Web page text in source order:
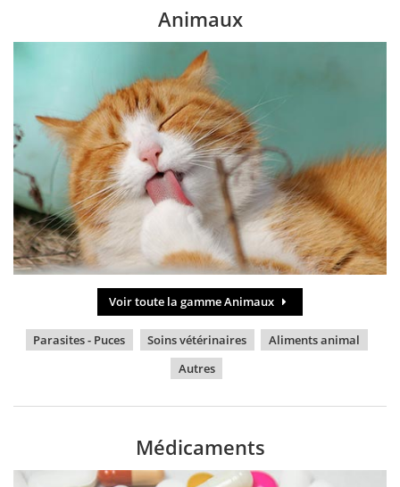
Animaux
Voir toute la gamme Animaux
Parasites - Puces Soins vétérinaires
Aliments animal
Autres
Médicaments